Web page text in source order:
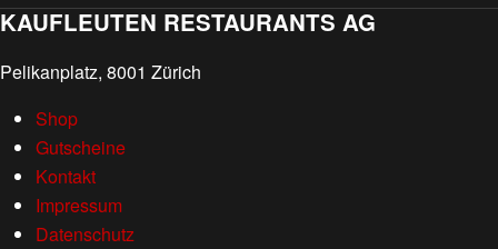
KAUFLEUTEN RESTAURANTS AG
Pelikanplatz, 8001 Zürich
Shop
Gutscheine
Kontakt
Impressum
Datenschutz